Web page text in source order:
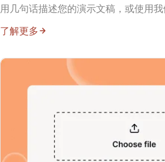
用几句话描述您的演示文稿，或使用我
了解更多